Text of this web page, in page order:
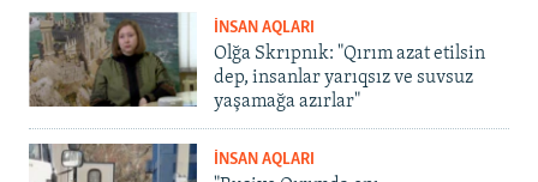
İNSAN AQLARI
Olğa Skrıpnık: "Qırım azat etilsin
dep, insanlar yarıqsız ve suvsuz
yaşamağa azırlar"
İNSAN AQLARI